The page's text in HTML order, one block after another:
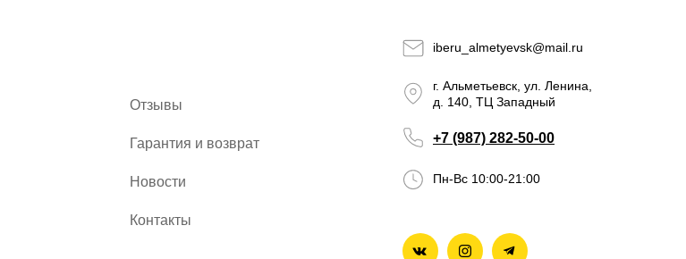
Отзывы
Гарантия и возврат
Новости
+7 (987) 282-50-00
iberu_almetyevsk@mail.ru
г. Альметьевск, ул. Ленина,
д. 140, ТЦ Западный
Пн-Вс 10:00-21:00
Контакты